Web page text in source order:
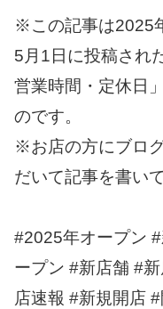
※この記事は2025
5月1日に投稿され
営業時間・定休日
のです。
※お店の方にブロ
だいて記事を書い
#2025年オープン
ープン #新店舗 #
店速報 #新規開店